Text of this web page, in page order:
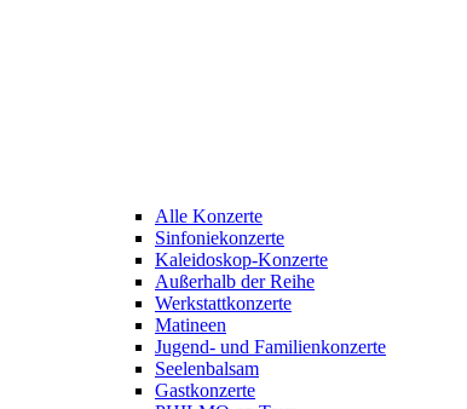
Alle Konzerte
Sinfoniekonzerte
Kaleidoskop-Konzerte
Außerhalb der Reihe
Werkstattkonzerte
Matineen
Jugend- und Familienkonzerte
Seelenbalsam
Gastkonzerte